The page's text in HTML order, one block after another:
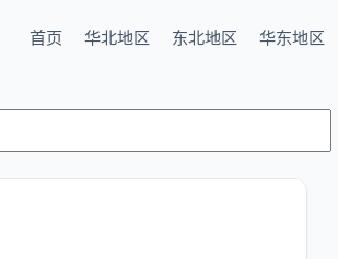
首页 华北地区 东北地区 华东地区